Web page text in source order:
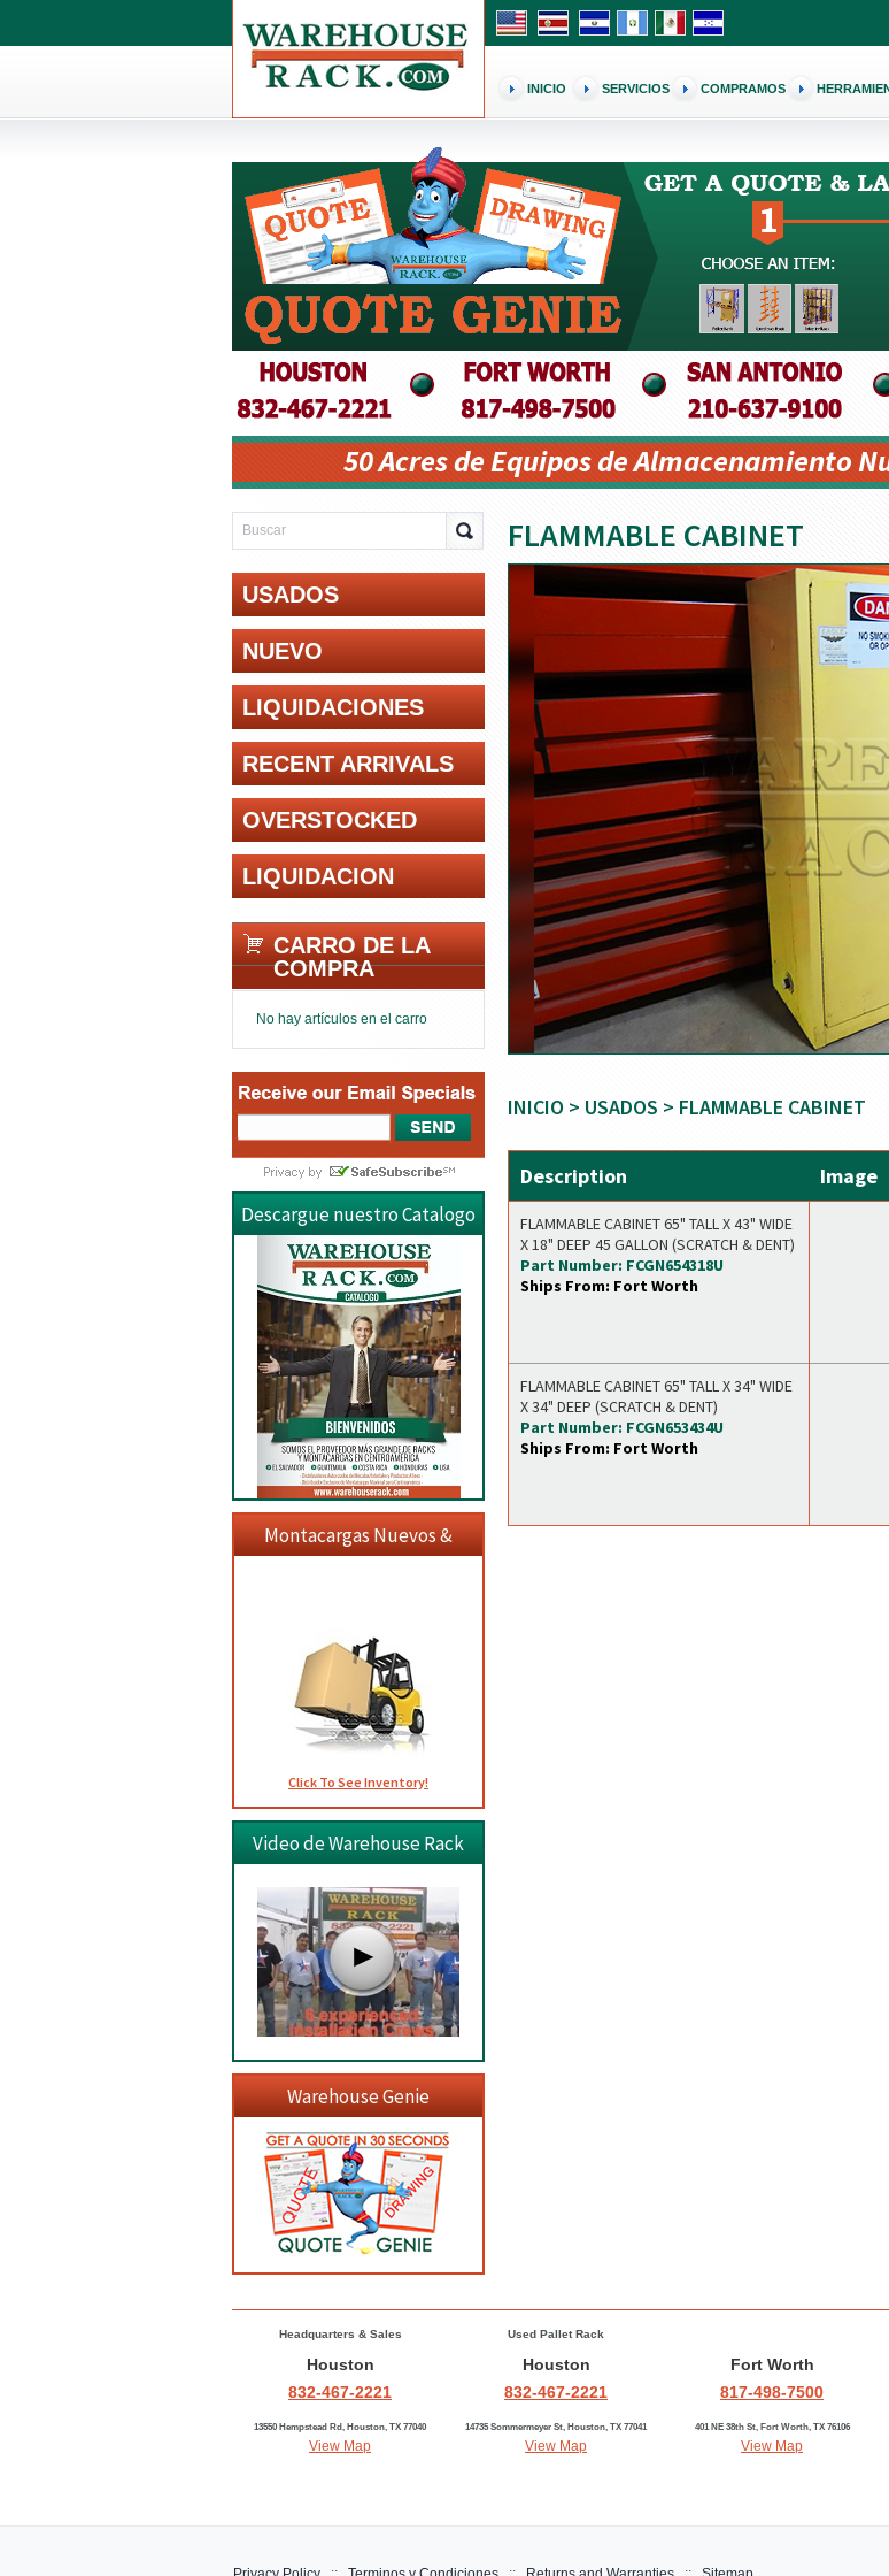
INICIO SERVICIOS COMPRAMOS
50 Acres de Equipos de Almacenamiento
FLAMMABLE CABINET
INICIO > USADOS > FLAMMABLE CABINET
Description Image
FLAMMABLE CABINET 65" TALL X 43" WIDE
X 18" DEEP 45 GALLON (SCRATCH & DENT)
Part Number: FCGN654318U
Ships From: Fort Worth
FLAMMABLE CABINET 65" TALL X 34" WIDE
X 34" DEEP (SCRATCH & DENT)
Part Number: FCGN653434U
Ships From: Fort Worth
USADOS
NUEVO
LIQUIDACIONES
RECENT ARRIVALS
OVERSTOCKED
LIQUIDACION
CARRO DE LA
COMPRA
No hay artículos en el carro
Descargue nuestro Catalogo
Montacargas Nuevos &
Click To See Inventory!
Video de Warehouse Rack
Warehouse Genie
Headquarters & Sales Used Pallet Rack
Houston Houston Fort Worth
832-467-2221
832-467-2221 817-498-7500
13550 Hempstead Rd, Houston, TX 77040
View Map
14735 Sommermeyer St, Houston, TX 77041
View Map
401 NE 38th St, Fort Worth, TX 76106
View Map